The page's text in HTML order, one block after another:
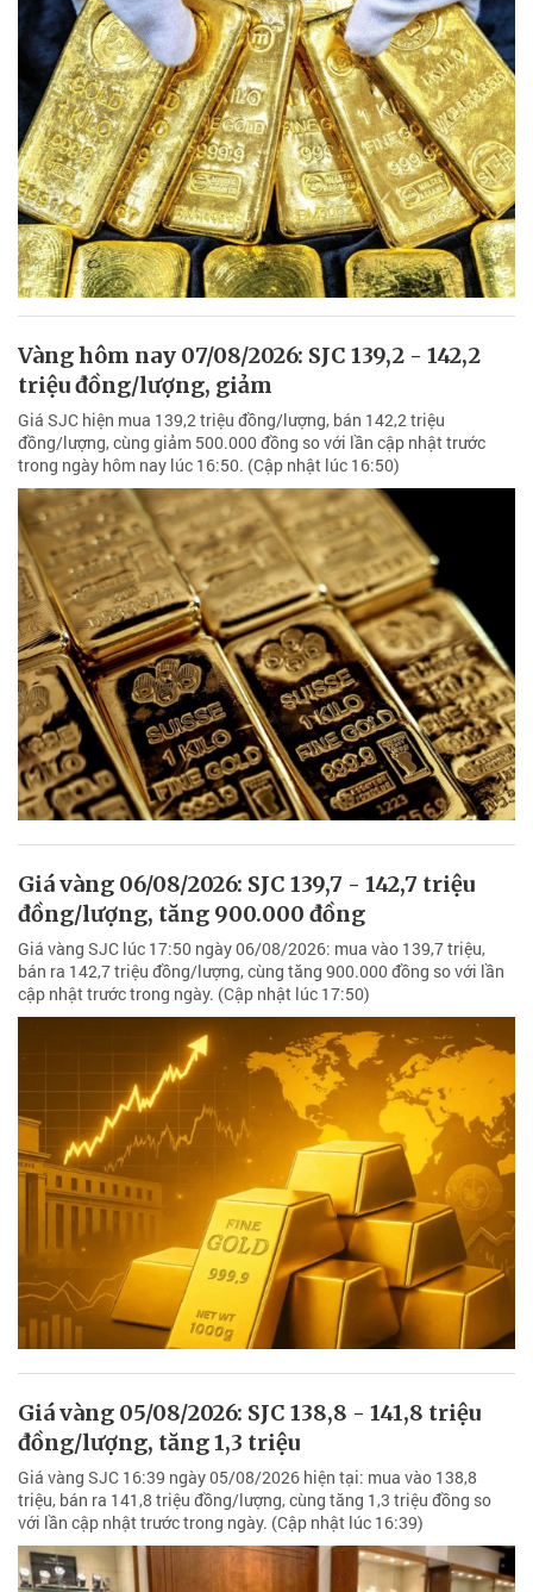
Vàng hôm nay 07/08/2026: SJC 139,2 - 142,2
triệu đồng/lượng, giảm
Giá SJC hiện mua 139,2 triệu đồng/lượng, bán 142,2 triệu
đồng/lượng, cùng giảm 500.000 đồng so với lần cập nhật trước
trong ngày hôm nay lúc 16:50. (Cập nhật lúc 16:50)
Giá vàng 06/08/2026: SJC 139,7 - 142,7 triệu
đồng/lượng, tăng 900.000 đồng
Giá vàng SJC lúc 17:50 ngày 06/08/2026: mua vào 139,7 triệu,
bán ra 142,7 triệu đồng/lượng, cùng tăng 900.000 đồng so với lần
cập nhật trước trong ngày. (Cập nhật lúc 17:50)
Giá vàng 05/08/2026: SJC 138,8 - 141,8 triệu
đồng/lượng, tăng 1,3 triệu
Giá vàng SJC 16:39 ngày 05/08/2026 hiện tại: mua vào 138,8
triệu, bán ra 141,8 triệu đồng/lượng, cùng tăng 1,3 triệu đồng so
với lần cập nhật trước trong ngày. (Cập nhật lúc 16:39)